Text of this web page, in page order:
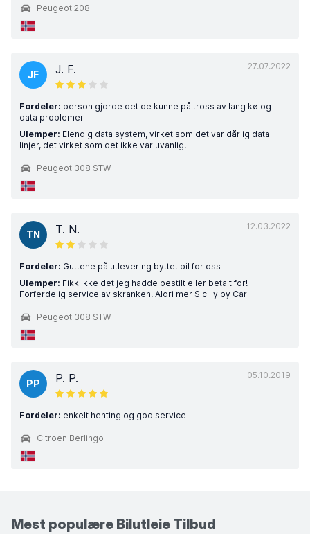
Peugeot 208
27.07.2022
JF J. F.
Fordeler: person gjorde det de kunne på tross av lang kø og
data problemer
Ulemper: Elendig data system, virket som det var dårlig data
linjer, det virket som det ikke var uvanlig.
Peugeot 308 STW
12.03.2022
TN T. N.
Fordeler: Guttene på utlevering byttet bil for oss
Ulemper: Fikk ikke det jeg hadde bestilt eller betalt for!
Forferdelig service av skranken. Aldri mer Siciliy by Car
Peugeot 308 STW
05.10.2019
PP P. P.
Fordeler: enkelt henting og god service
Citroen Berlingo
Mest populære Bilutleie Tilbud